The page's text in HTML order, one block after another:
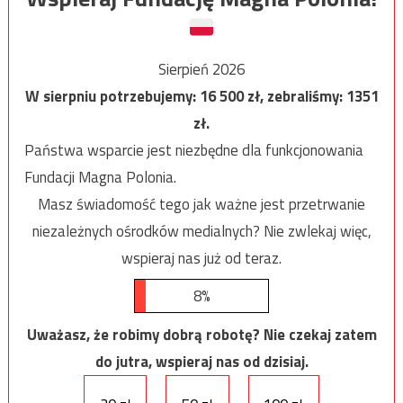
Sierpień 2026
W sierpniu potrzebujemy:16 500zł, zebraliśmy:1351
zł.
Państwa wsparcie jest niezbędne dla funkcjonowania
Fundacji Magna Polonia.
Masz świadomość tego jak ważne jest przetrwanie
niezależnych ośrodków medialnych? Nie zwlekaj więc,
wspieraj nas już od teraz.
8%
Uważasz, że robimy dobrą robotę? Nie czekaj zatem
do jutra, wspieraj nas od dzisiaj.